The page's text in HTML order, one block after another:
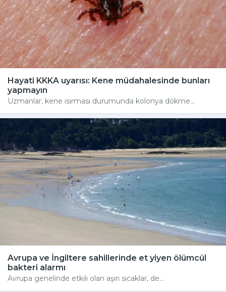
Hayati KKKA uyarısı: Kene müdahalesinde bunları
yapmayın
Uzmanlar, kene ısırması durumunda kolonya dökme...
Avrupa ve İngiltere sahillerinde et yiyen ölümcül
bakteri alarmı
Avrupa genelinde etkili olan aşırı sıcaklar, de...